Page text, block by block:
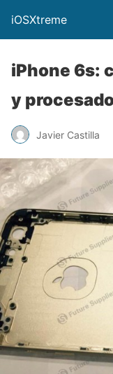
iOSXtreme
iPhone 6s:
y
Javier Castilla